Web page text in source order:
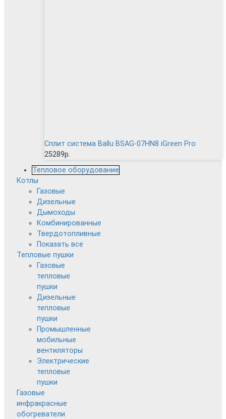
Сплит система Ballu BSAG-07HN8 iGreen Pro
25289р.
Тепловое оборудование
Котлы
Газовые
Дизельные
Дымоходы
Комбинированные
Твердотопливные
Показать все
Тепловые пушки
Газовые
тепловые
пушки
Дизельные
тепловые
пушки
Промышленные
мобильные
вентиляторы
Электрические
тепловые
пушки
Газовые
инфракрасные
обогреватели